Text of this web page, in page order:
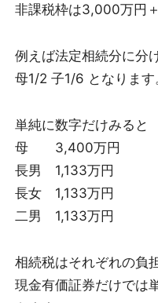
非課税枠は3,000万円
例えば法定相続分に分
母1/2 子1/6 となります
単純に数字だけみると
母 3,400万円
長男 1,133万円
長女 1,133万円
二男 1,133万円
相続税はそれぞれの負
現金有価証券だけでは